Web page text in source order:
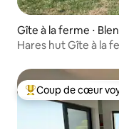
Gîte à la ferme ⋅
Hares hut Gîte à la
Coups de cœur
Coup de cœur